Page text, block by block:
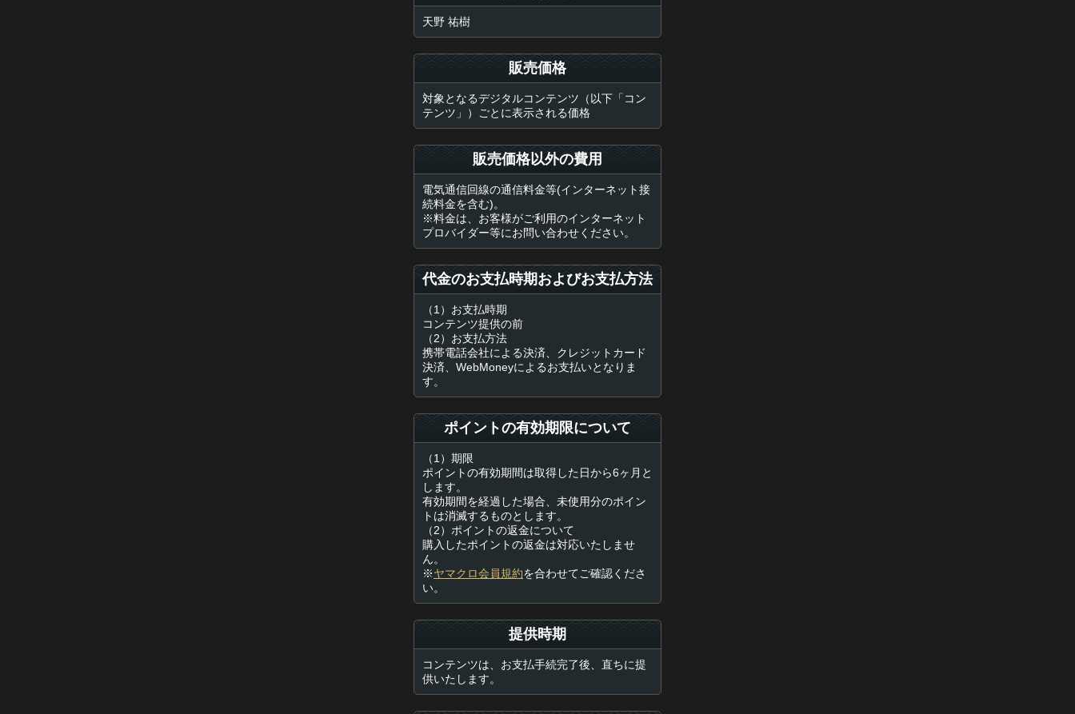
天野 祐樹
販売価格
対象となるデジタルコンテンツ（以下「コン
テンツ」）ごとに表示される価格
販売価格以外の費用
電気通信回線の通信料金等(インターネット接
続料金を含む)。
※料金は、お客様がご利用のインターネット
プロバイダー等にお問い合わせください。
代金のお支払時期およびお支払方法
（1）お支払時期
コンテンツ提供の前
（2）お支払方法
携帯電話会社による決済、クレジットカード
決済、WebMoneyによるお支払いとなりま
す。
ポイントの有効期限について
（1）期限
ポイントの有効期間は取得した日から6ヶ月と
します。
有効期間を経過した場合、未使用分のポイン
トは消滅するものとします。
（2）ポイントの返金について
購入したポイントの返金は対応いたしませ
ん。
※ヤマクロ会員規約を合わせてご確認くださ
い。
提供時期
コンテンツは、お支払手続完了後、直ちに提
供いたします。